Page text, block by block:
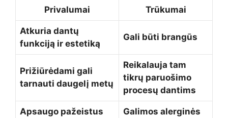
Privalumai Trūkumai
Atkuria dantų
funkciją ir estetiką
Gali būti brangūs
Prižiūrėdami gali
tarnauti daugelį metų
Reikalauja tam
tikrų paruošimo
procesų dantims
Apsaugo pažeistus
Galimos alerginės